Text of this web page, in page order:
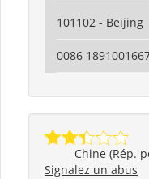
101102 - Beijing
0086
Chine (Rép.
Signalez un abus